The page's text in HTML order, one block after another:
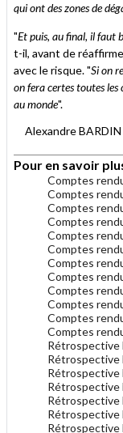
qui ont des zones de
"Et puis, au final, il faut
t-il, avant de
avec le risque. "Sion
on fera certes toutes les
au monde".
Alexandre
Pour en savoir
Comptes
Comptes
Comptes
Comptes
Comptes
Comptes
Comptes
Comptes
Comptes
Comptes
Comptes
Comptes
Rétrospective
Rétrospective
Rétrospective
Rétrospective
Rétrospective
Rétrospective
Rétrospective